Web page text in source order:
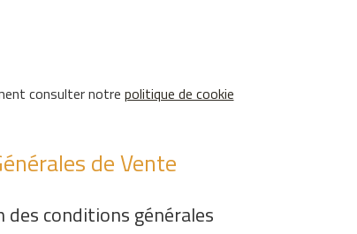
consulter notre politique de cookie
de Vente
des conditions générales